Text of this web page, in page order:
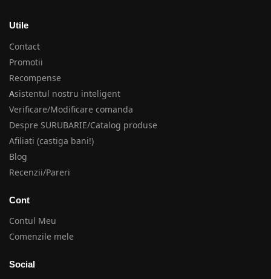
Utile
Contact
Promotii
Recompense
Asistentul nostru inteligent
Verificare/Modificare comanda
Despre SURUBARIE/Catalog produse
Afiliati (castiga bani!)
Blog
Recenzii/Pareri
Cont
Contul Meu
Comenzile mele
Social